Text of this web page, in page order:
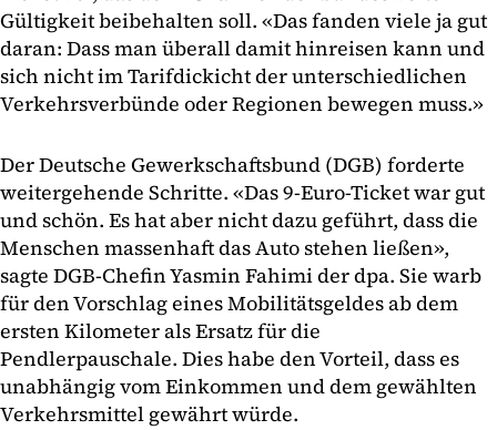
Gültigkeit beibehalten soll. «Das fanden viele ja gut
daran: Dass man überall damit hinreisen kann und
sich nicht im Tarifdickicht der unterschiedlichen
Verkehrsverbünde oder Regionen bewegen muss.»
Der Deutsche Gewerkschaftsbund (DGB) forderte
weitergehende Schritte. «Das 9-Euro-Ticket war gut
und schön. Es hat aber nicht dazu geführt, dass die
Menschen massenhaft das Auto stehen ließen»,
sagte DGB-Chefin Yasmin Fahimi der dpa. Sie warb
für den Vorschlag eines Mobilitätsgeldes ab dem
ersten Kilometer als Ersatz für die
Pendlerpauschale. Dies habe den Vorteil, dass es
unabhängig vom Einkommen und dem gewählten
Verkehrsmittel gewährt würde.